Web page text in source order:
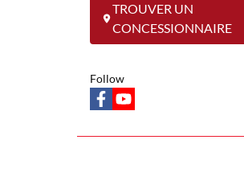
TROUVER UN
CONCESSIONNAIRE
Follow
facebookyoutube